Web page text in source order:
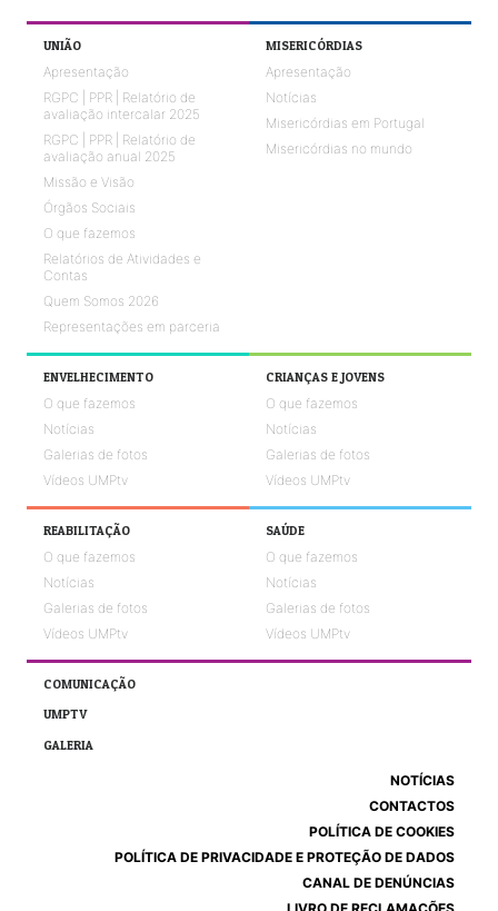
UNIÃO
Apresentação
RGPC | PPR | Relatório de
avaliação intercalar 2025
RGPC | PPR | Relatório de
avaliação anual 2025
Missão e Visão
Órgãos Sociais
O que fazemos
Relatórios de Atividades e
Contas
Quem Somos 2026
Representações em parceria
MISERICÓRDIAS
Apresentação
Notícias
Misericórdias em Portugal
Misericórdias no mundo
ENVELHECIMENTO
O que fazemos
Notícias
Galerias de fotos
Vídeos UMPtv
CRIANÇAS E JOVENS
O que fazemos
Notícias
Galerias de fotos
Vídeos UMPtv
REABILITAÇÃO
O que fazemos
Notícias
Galerias de fotos
Vídeos UMPtv
SAÚDE
O que fazemos
Notícias
Galerias de fotos
Vídeos UMPtv
COMUNICAÇÃO
UMPTV
GALERIA
NOTÍCIAS
CONTACTOS
POLÍTICA DE COOKIES
POLÍTICA DE PRIVACIDADE E PROTEÇÃO DE DADOS
CANAL DE DENÚNCIAS